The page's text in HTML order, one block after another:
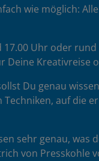
wie möglich:
Uhr oder
Kreativreise
Du genau
auf die
sehr genau, was
von Presskohle